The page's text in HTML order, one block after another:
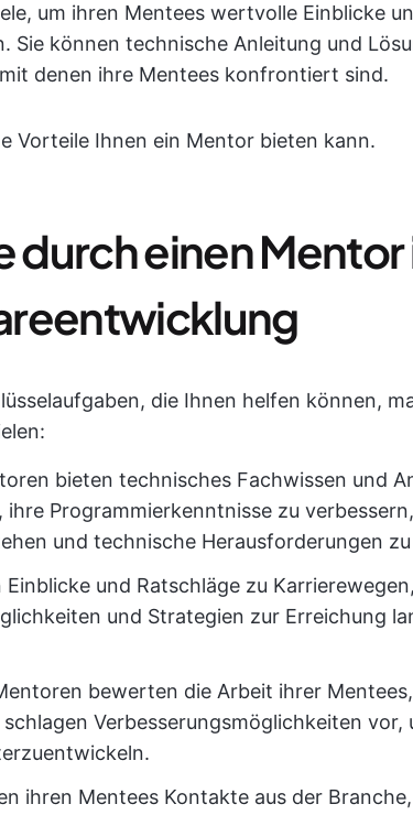
um ihren Mentees wertvolle Einblicke
Sie können technische Anleitung und
denen ihre Mentees konfrontiert sind.
Vorteile Ihnen ein Mentor bieten kann.
durch einen Mentor
die Ihnen helfen können,
bieten technisches Fachwissen und
Programmierkenntnisse zu verbessern,
und technische Herausforderungen
Einblicke und Ratschläge zu Karrierewegen,
und Strategien zur Erreichung
bewerten die Arbeit ihrer
Verbesserungsmöglichkeiten vor,
ihren Mentees Kontakte aus der Branche,